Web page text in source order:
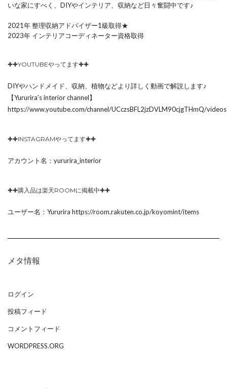
いな家にすべく、DIYやインテリア、収納など日々奮闘中です♪
2021年 整理収納アドバイザー1級取得★
2023年 インテリアコーディネーター資格取得
✚✚YOUTUBEやってます✚✚
DIYやハンドメイド、収納、植物などより詳しく動画で解説します♪
【Yururira's interior channel】
https://www.youtube.com/channel/UCczsBFL2jzDVLM90cjgTHmQ/videos
✚✚INSTAGRAMやってます✚✚
アカウント名：yururira_interior
✚✚購入品は楽天ROOMに掲載中✚✚
ユーザー名：Yururira https://room.rakuten.co.jp/koyomint/items
メタ情報
ログイン
投稿フィード
コメントフィード
WORDPRESS.ORG